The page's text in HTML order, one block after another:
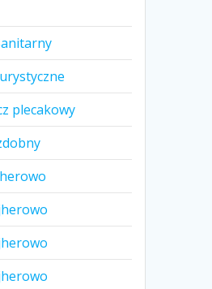
plecakowy